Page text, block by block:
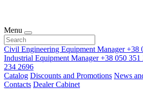
Menu
Civil Engineering Equipment Manager+38
Industrial Equipment Manager+38 050 351
234 2696
Catalog Discounts and Promotions News
Contacts Dealer Cabinet